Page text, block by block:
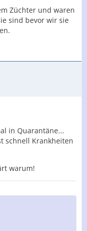
Züchter und waren
sind bevor wir sie
in Quarantäne...
schnell Krankheiten
warum!